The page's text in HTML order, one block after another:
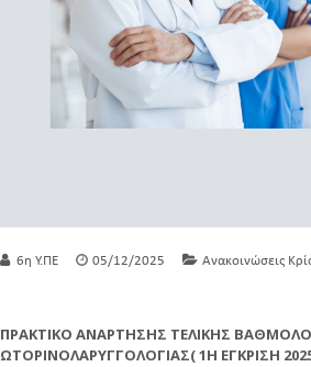
6η Υ.ΠΕ 05/12/2025 Ανακοινώσεις
ΠΡΑΚΤΙΚΟ ΑΝΑΡΤΗΣΗΣ ΤΕΛΙΚΗΣ
ΩΤΟΡΙΝΟΛΑΡΥΓΓΟΛΟΓΙΑΣ( 1Η ΕΓΚΡΙΣΗ